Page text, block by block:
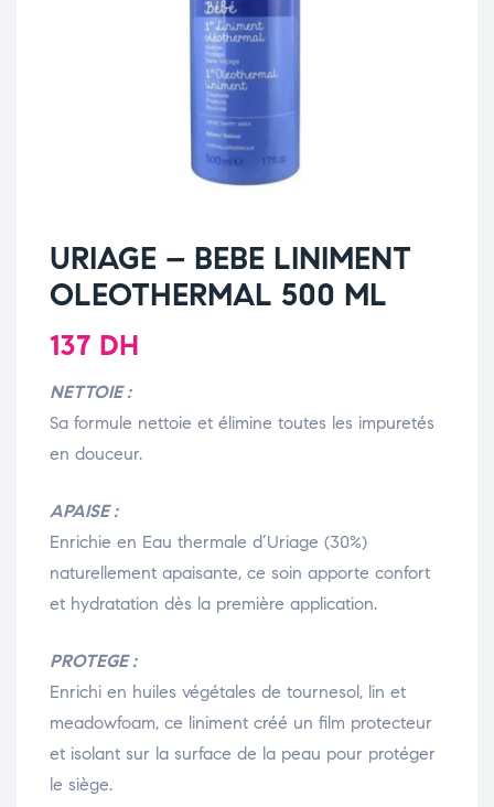
URIAGE – BEBE LINIMENT
OLEOTHERMAL 500 ML
137 DH
NETTOIE :
Sa formule nettoie et élimine toutes les impuretés
en douceur.
APAISE :
Enrichie en Eau thermale d’Uriage (30%)
naturellement apaisante, ce soin apporte confort
et hydratation dès la première application.
PROTEGE :
Enrichi en huiles végétales de tournesol, lin et
meadowfoam, ce liniment créé un film protecteur
et isolant sur la surface de la peau pour protéger
le siège.